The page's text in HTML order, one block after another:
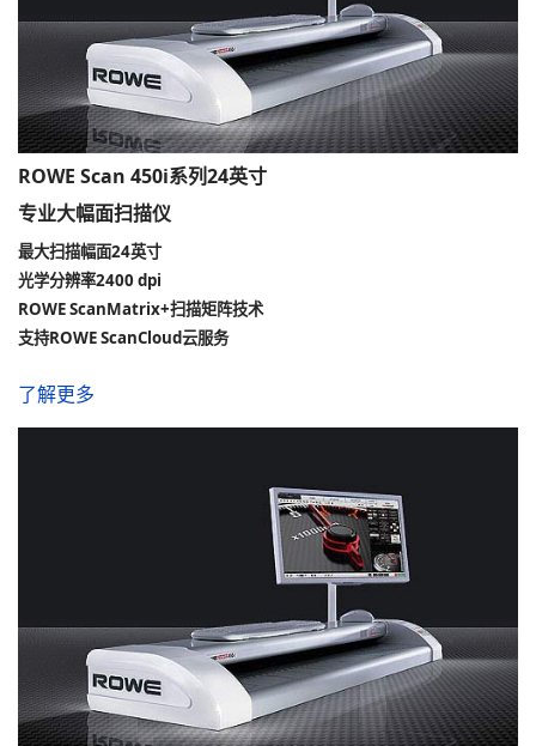
ROWE Scan 450i系列24英寸
专业大幅面扫描仪
最大扫描幅面24英寸
光学分辨率2400 dpi
ROWE ScanMatrix+扫描矩阵技术
支持ROWE ScanCloud云服务
了解更多